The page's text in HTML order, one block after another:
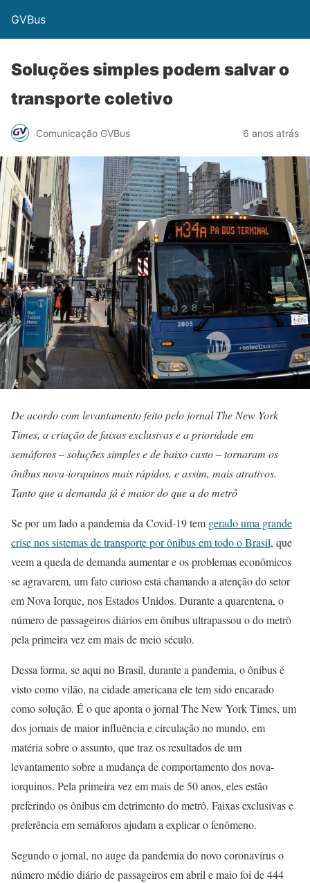
GVBus
Soluções simples podem salvar o
transporte coletivo
Comunicação GVBus 6 anos atrás
De acordo com levantamento feito pelo jornal The New York
Times, a criação de faixas exclusivas e a prioridade em
semáforos – soluções simples e de baixo custo – tornaram os
ônibus nova-iorquinos mais rápidos, e assim, mais atrativos.
Tanto que a demanda já é maior do que a do metrô
Se por um lado a pandemia da Covid-19 tem gerado uma grande
crise nos sistemas de transporte por ônibus em todo o Brasil, que
veem a queda de demanda aumentar e os problemas econômicos
se agravarem, um fato curioso está chamando a atenção do setor
em Nova Iorque, nos Estados Unidos. Durante a quarentena, o
número de passageiros diários em ônibus ultrapassou o do metrô
pela primeira vez em mais de meio século.
Dessa forma, se aqui no Brasil, durante a pandemia, o ônibus é
visto como vilão, na cidade americana ele tem sido encarado
como solução. É o que aponta o jornal The New York Times, um
dos jornais de maior influência e circulação no mundo, em
matéria sobre o assunto, que traz os resultados de um
levantamento sobre a mudança de comportamento dos nova-
iorquinos. Pela primeira vez em mais de 50 anos, eles estão
preferindo os ônibus em detrimento do metrô. Faixas exclusivas e
preferência em semáforos ajudam a explicar o fenômeno.
Segundo o jornal, no auge da pandemia do novo coronavírus o
número médio diário de passageiros em abril e maio foi de 444